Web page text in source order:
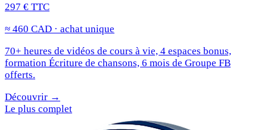
297 € TTC
≈ 460 CAD · achat unique
70+ heures de vidéos de cours à vie, 4 espaces bonus,
formation Écriture de chansons, 6 mois de Groupe FB
offerts.
Découvrir →
Le plus complet